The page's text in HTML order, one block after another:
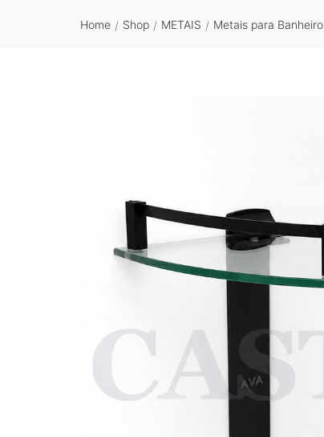
Home / Shop / METAIS / Metais para Banheiro